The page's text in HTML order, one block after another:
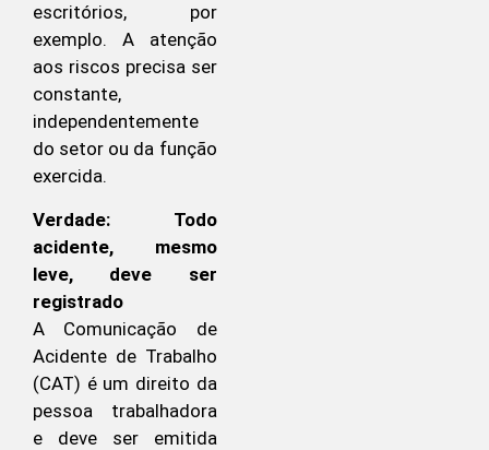
escritórios, por
exemplo. A atenção
aos riscos precisa ser
constante,
independentemente
do setor ou da função
exercida.
Verdade: Todo
acidente, mesmo
leve, deve ser
registrado
A Comunicação de
Acidente de Trabalho
(CAT) é um direito da
pessoa trabalhadora
e deve ser emitida